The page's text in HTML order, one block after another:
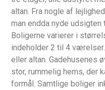
altan. Fra nogle af
man endda nyde
Boligerne varierer i
indeholder 2 til 4
eller altan. Gadehusenes
stor, rummelig hems, der
formål. Samtlige boliger